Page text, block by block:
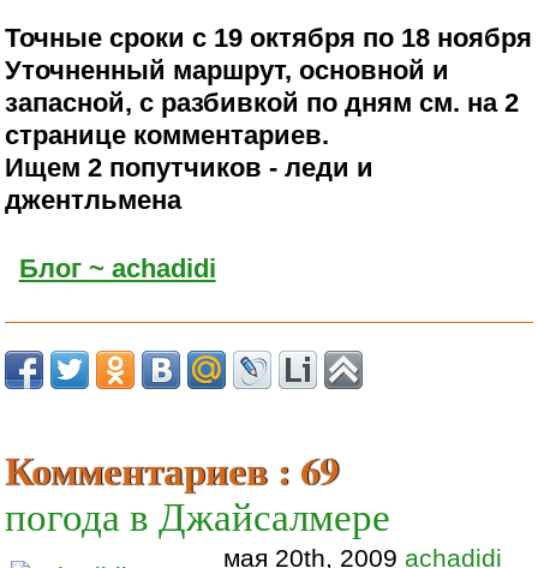
Точные сроки с 19 октября по 18 ноября
Уточненный маршрут, основной и
запасной, с разбивкой по дням см. на 2
странице комментариев.
Ищем 2 попутчиков - леди и
джентльмена
Блог ~ achadidi
Комментариев : 69
погода в Джайсалмере
мая 20th, 2009 achadidi